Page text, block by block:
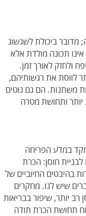
מדובר ביכולת לשגשוג
אינו תכונה מולדת אלא
ולחזק לאורך זמן.
לווסת את רגשותיהם,
משתנות. הם גם נוטים
יותר ותחושת מטרה
במדע הפריחה
חוסן: הכרת
בהיבטים החיוביים של
שיש לנו. מחקרים
רב יותר, שיפור בבריאות
תחושת הכרת תודה